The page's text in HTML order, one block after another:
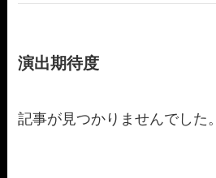
演出期待度
記事が見つかりませんでした。